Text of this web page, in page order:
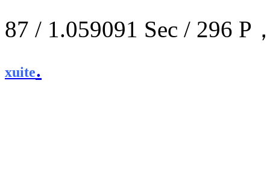
87 / 1.059091 Sec / 296
xuite.